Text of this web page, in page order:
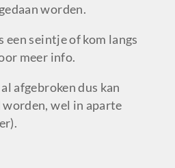
worden.
een seintje of kom langs
meer info.
afgebroken dus kan
wel in aparte